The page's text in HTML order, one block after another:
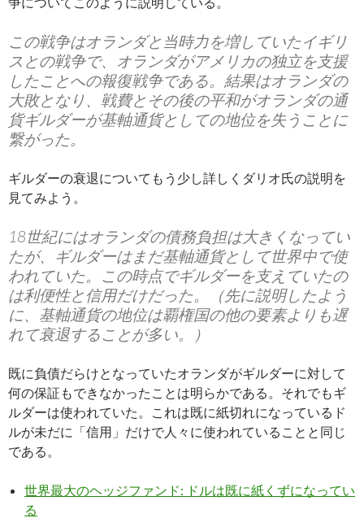
この戦争はオランダと当時力を増していたイギリ
スとの戦争で、オランダがアメリカの独立を支援
したことへの報復戦争である。結果はオランダの
大敗となり、戦費とその後の平和がオランダの通
貨ギルダーが基軸通貨としての地位を失うことに
繋がった。
ギルダーの衰退についてもう少し詳しくダリオ氏の説明を
見てみよう。
18世紀にはオランダの債務負担は大きくなってい
たが、ギルダーはまだ基軸通貨として世界中で使
われていた。この時点でギルダーを支えていたの
は利便性と信用だけだった。（先に説明したよう
に、基軸通貨の地位は覇権国の他の要素よりも遅
れて衰退することが多い。）
既に負債だらけとなっていたオランダがギルダーに対して
何の保証もできなかったことは明らかである。それでもギ
ルダーは使われていた。これは既に紙切れになっているド
ルが未だに「信用」だけで人々に使われていることと同じ
である。
世界最大のヘッジファンド: ドルは既に紙くずになってい
る